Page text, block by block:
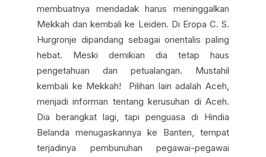
membuatnya mendadak harus meninggalkan
Mekkah dan kembali ke Leiden. Di Eropa C. S.
Hurgronje dipandang sebagai orientalis paling
hebat. Meski demikian dia tetap haus
pengetahuan dan petualangan. Mustahil
kembali ke Mekkah! Pilihan lain adalah Aceh,
menjadi informan tentang kerusuhan di Aceh.
Dia berangkat lagi, tapi penguasa di Hindia
Belanda menugaskannya ke Banten, tempat
terjadinya pembunuhan pegawai-pegawai